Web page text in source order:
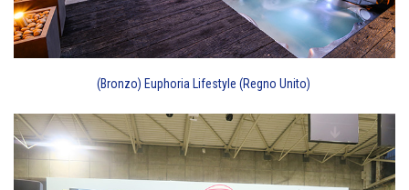
(Bronzo) Euphoria Lifestyle (Regno Unito)